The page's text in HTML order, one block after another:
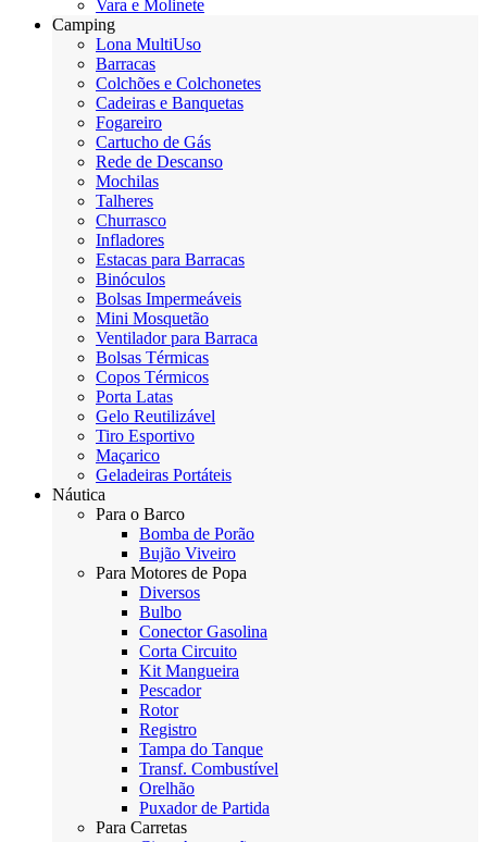
Vara e Molinete
Camping
Lona MultiUso
Barracas
Colchões e Colchonetes
Cadeiras e Banquetas
Fogareiro
Cartucho de Gás
Rede de Descanso
Mochilas
Talheres
Churrasco
Infladores
Estacas para Barracas
Binóculos
Bolsas Impermeáveis
Mini Mosquetão
Ventilador para Barraca
Bolsas Térmicas
Copos Térmicos
Porta Latas
Gelo Reutilizável
Tiro Esportivo
Maçarico
Geladeiras Portáteis
Náutica
Para o Barco
Bomba de Porão
Bujão Viveiro
Para Motores de Popa
Diversos
Bulbo
Conector Gasolina
Corta Circuito
Kit Mangueira
Pescador
Rotor
Registro
Tampa do Tanque
Transf. Combustível
Orelhão
Puxador de Partida
Para Carretas